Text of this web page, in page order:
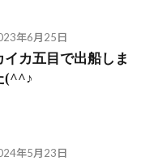
年6月25日
イカ五目で出船しま
(^^♪
年5月23日